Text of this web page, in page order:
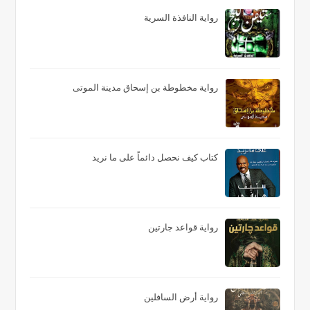
رواية النافذة السرية
رواية مخطوطة بن إسحاق مدينة الموتى
كتاب كيف نحصل دائماً على ما نريد
رواية قواعد جارتين
رواية أرض السافلين